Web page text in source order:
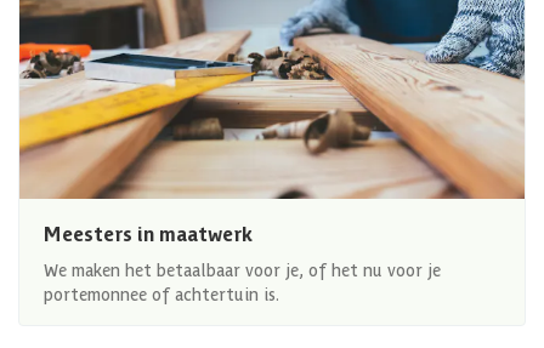
Meesters in maatwerk
We maken het betaalbaar voor je, of het nu voor je
portemonnee of achtertuin is.